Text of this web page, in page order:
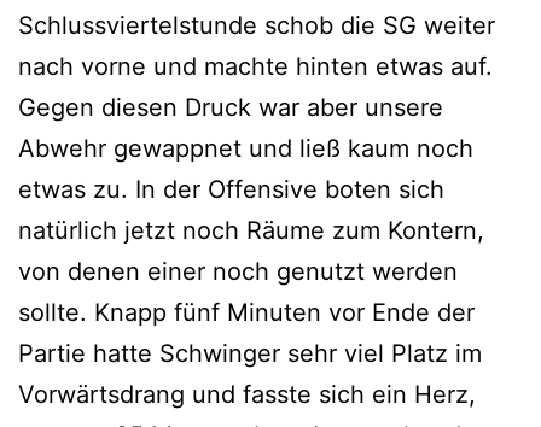
Schlussviertelstunde schob die SG weiter
nach vorne und machte hinten etwas auf.
Gegen diesen Druck war aber unsere
Abwehr gewappnet und ließ kaum noch
etwas zu. In der Offensive boten sich
natürlich jetzt noch Räume zum Kontern,
von denen einer noch genutzt werden
sollte. Knapp fünf Minuten vor Ende der
Partie hatte Schwinger sehr viel Platz im
Vorwärtsdrang und fasste sich ein Herz,